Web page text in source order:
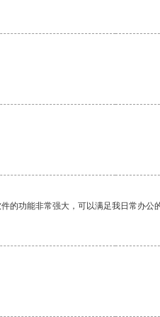
的功能非常强大，可以满足我日常办